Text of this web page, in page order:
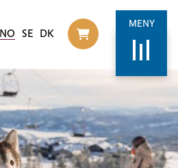
NO SE DK
Til
MENY